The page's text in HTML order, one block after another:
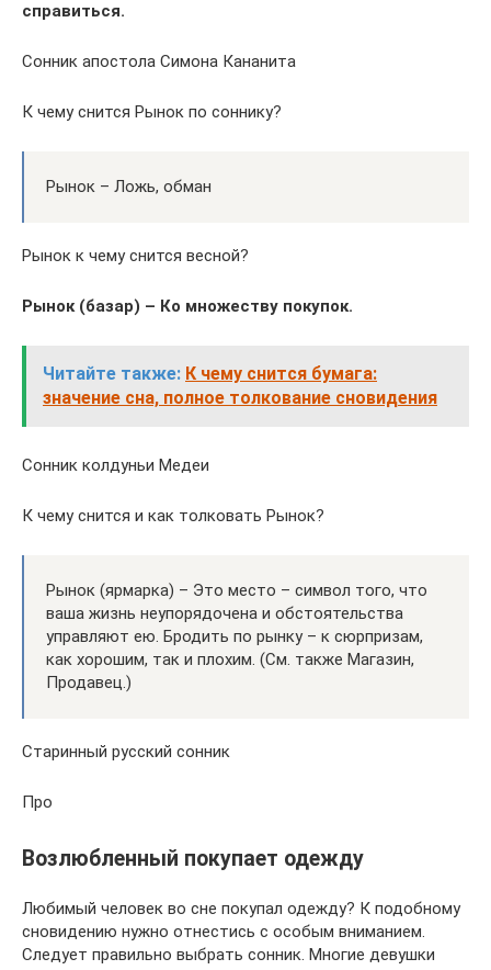
справиться.
Сонник апостола Симона Кананита
К чему снится Рынок по соннику?
Рынок – Ложь, обман
Рынок к чему снится весной?
Рынок (базар) – Ко множеству покупок.
Читайте также: К чему снится бумага:
значение сна, полное толкование сновидения
Сонник колдуньи Медеи
К чему снится и как толковать Рынок?
Рынок (ярмарка) – Это место – символ того, что
ваша жизнь неупорядочена и обстоятельства
управляют ею. Бродить по рынку – к сюрпризам,
как хорошим, так и плохим. (См. также Магазин,
Продавец.)
Старинный русский сонник
Про
Возлюбленный покупает одежду
Любимый человек во сне покупал одежду? К подобному
сновидению нужно отнестись с особым вниманием.
Следует правильно выбрать сонник. Многие девушки